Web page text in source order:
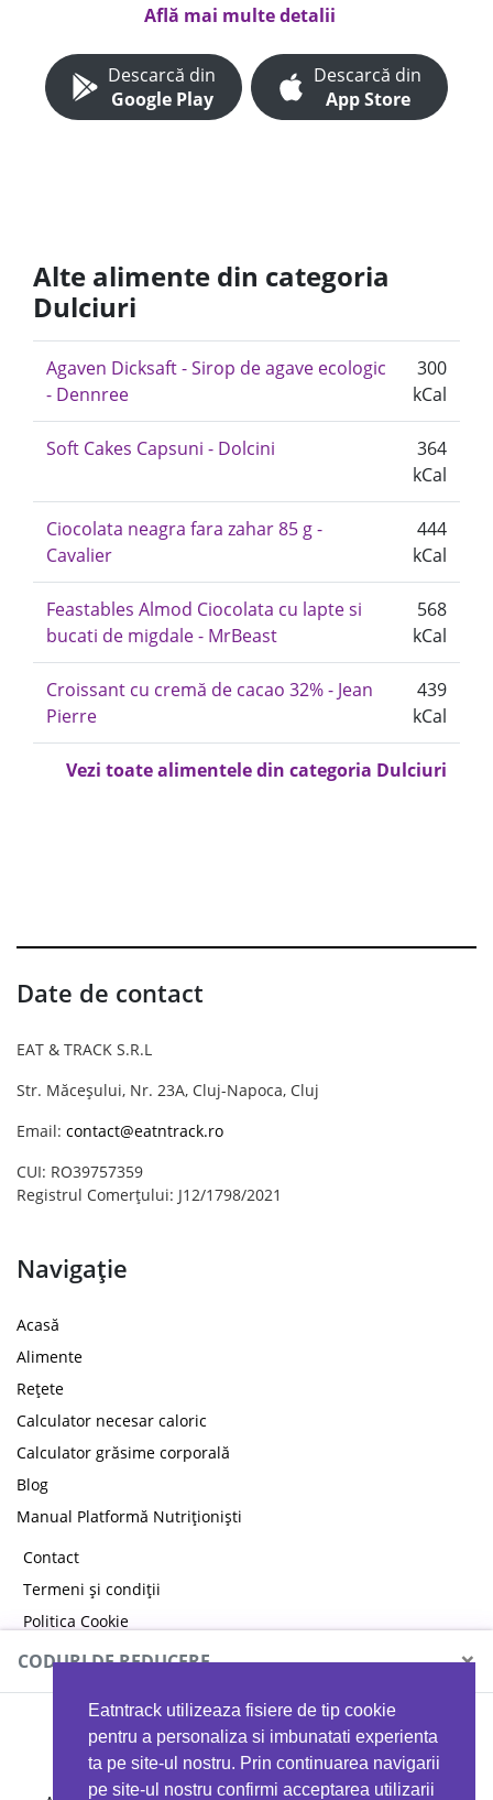
Eatntrack utilizeaza fisiere de tip cookie
pentru a personaliza si imbunatati experienta
ta pe site-ul nostru. Prin continuarea navigarii
pe site-ul nostru confirmi acceptarea utilizarii
Află mai multe detalii
Descarcă din
Google Play
Descarcă din
App Store
Alte alimente din categoria
Dulciuri
Agaven Dicksaft - Sirop de agave ecologic
- Dennree
300
kCal
Soft Cakes Capsuni - Dolcini
364
kCal
Ciocolata neagra fara zahar 85 g -
Cavalier
444
kCal
Feastables Almod Ciocolata cu lapte si
bucati de migdale - MrBeast
568
kCal
Croissant cu cremă de cacao 32% - Jean
Pierre
439
kCal
Vezi toate alimentele din categoria Dulciuri
Date de contact
EAT & TRACK S.R.L
Str. Măceșului, Nr. 23A, Cluj-Napoca, Cluj
Email: contact@eatntrack.ro
CUI: RO39757359
Registrul Comerțului: J12/1798/2021
Navigație
Acasă
Alimente
Rețete
Calculator necesar caloric
Calculator grăsime corporală
Blog
Manual Platformă Nutriționiști
Contact
Termeni și condiții
Politica Cookie
Politica de confidențialitate
CODURI DE REDUCERE ×
MYPROTEIN